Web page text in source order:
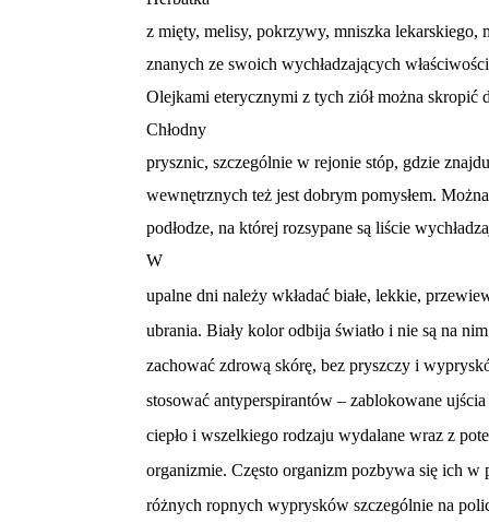
z mięty, melisy, pokrzywy, mniszka lekarskiego,
znanych ze swoich wychładzających
Olejkami eterycznymi z tych ziół można skropić
Chłodny
prysznic, szczególnie w rejonie stóp, gdzie
wewnętrznych też jest dobrym pomysłem.
podłodze, na której rozsypane są liście
W
upalne dni należy wkładać białe, lekkie,
ubrania. Biały kolor odbija światło i nie są na
zachować zdrową skórę, bez pryszczy i
stosować antyperspirantów – zablokowane
ciepło i wszelkiego rodzaju wydalane wraz z
organizmie. Często organizm pozbywa się ich w
różnych ropnych wyprysków szczególnie na